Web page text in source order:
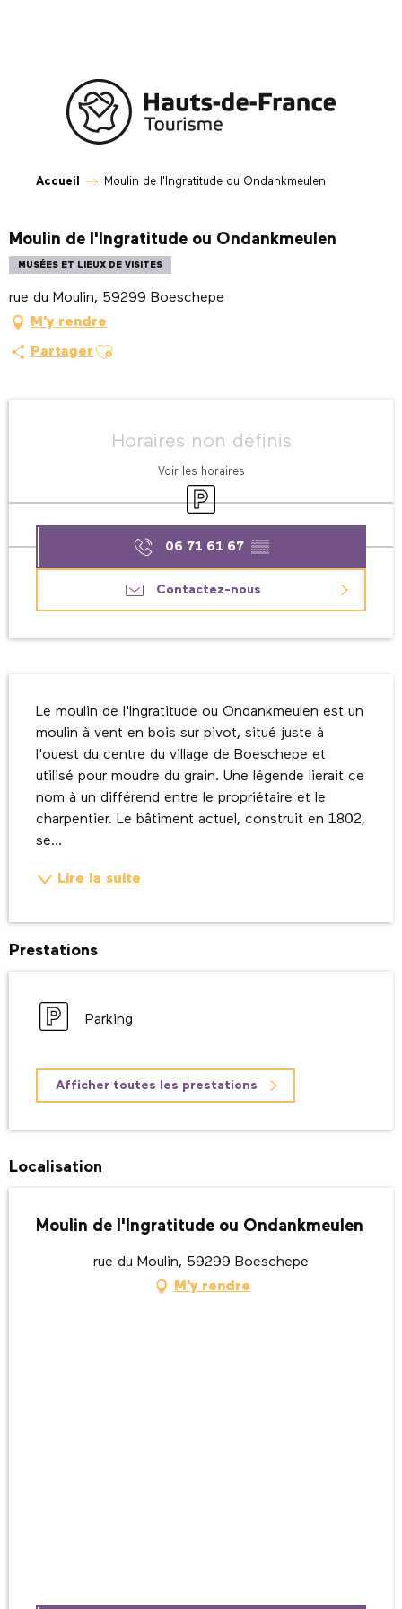
Accueil Moulin de l'Ingratitude ou Ondankmeulen
Moulin de l'Ingratitude ou Ondankmeulen
MUSÉES ET LIEUX DE VISITES
rue du Moulin, 59299 Boeschepe
M'y rendre
Partager Ajouter aux favoris
Horaires non définis
Voir les horaires
Parking
06 71 61 67 ▒▒
Contactez-nous
Le moulin de l'Ingratitude ou Ondankmeulen est un
moulin à vent en bois sur pivot, situé juste à
l'ouest du centre du village de Boeschepe et
utilisé pour moudre du grain. Une légende lierait ce
nom à un différend entre le propriétaire et le
charpentier. Le bâtiment actuel, construit en 1802,
se...
Lire la suite
Prestations
Parking
Afficher toutes les prestations
Localisation
Moulin de l'Ingratitude ou Ondankmeulen
rue du Moulin, 59299 Boeschepe
M'y rendre